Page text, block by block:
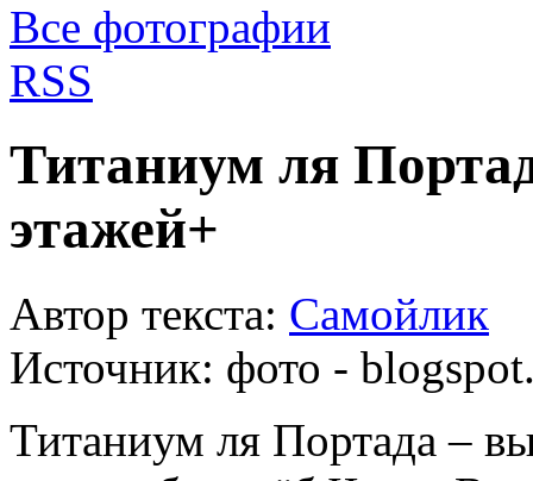
Все фотографии
RSS
Титаниум ля
этажей+
Автор текста: Самойлик
Источник: фото -
Титаниум ля Портада –